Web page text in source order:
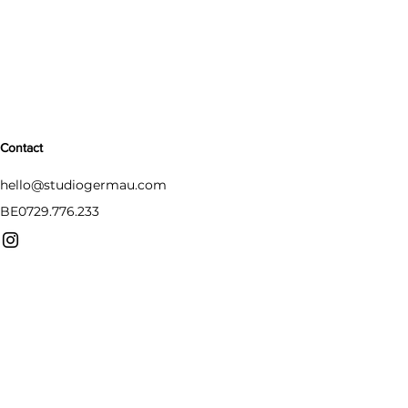
Contact
hello@studiogermau.com
BE0729.776.233